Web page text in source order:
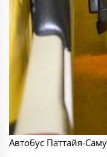
Автобус Паттайя-